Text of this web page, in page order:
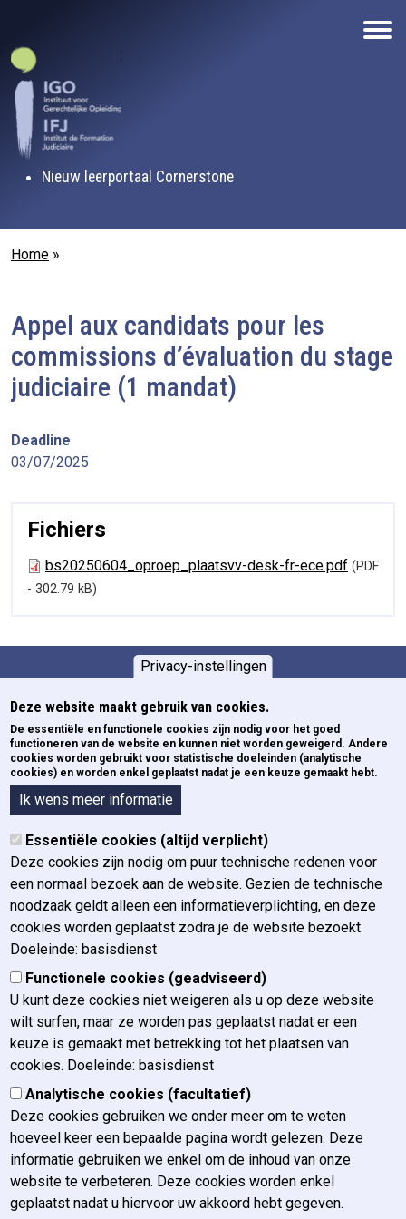
Privacy-instellingen
Deze website maakt gebruik van cookies.
De essentiële en functionele cookies zijn nodig voor het goed
functioneren van de website en kunnen niet worden geweigerd. Andere
cookies worden gebruikt voor statistische doeleinden (analytische
cookies) en worden enkel geplaatst nadat je een keuze gemaakt hebt.
Ik wens meer informatie
Essentiële cookies (altijd verplicht)
Deze cookies zijn nodig om puur technische redenen voor
een normaal bezoek aan de website. Gezien de technische
noodzaak geldt alleen een informatieverplichting, en deze
cookies worden geplaatst zodra je de website bezoekt.
Doeleinde: basisdienst
Functionele cookies (geadviseerd)
U kunt deze cookies niet weigeren als u op deze website
wilt surfen, maar ze worden pas geplaatst nadat er een
keuze is gemaakt met betrekking tot het plaatsen van
cookies. Doeleinde: basisdienst
Analytische cookies (facultatief)
Deze cookies gebruiken we onder meer om te weten
hoeveel keer een bepaalde pagina wordt gelezen. Deze
informatie gebruiken we enkel om de inhoud van onze
website te verbeteren. Deze cookies worden enkel
geplaatst nadat u hiervoor uw akkoord hebt gegeven.
Nieuw leerportaal Cornerstone
Kruimelpad
Home
Appel aux candidats pour les
commissions d’évaluation du stage
judiciaire (1 mandat)
Deadline
03/07/2025
Fichiers
bs20250604_oproep_plaatsvv-desk-fr-ece.pdf (PDF
- 302.79 kB)
Pied de page
Opleidingen
Newsletters
ECE
Formulieren
Over het IGO
Organogram
Organen
Geschiedenis
Missie, visie en waarden
Jaarverslag
Beleidsplan
Nieuws
Vacatures
FAQ / Contact
Ons contacteren
Ons bereiken
Pers
Klachten
Disclaimer betreffende e-mails